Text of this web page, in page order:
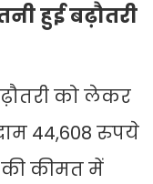
हुई बढ़ौतरी
को लेकर
44,608 रुपये
की कीमत में